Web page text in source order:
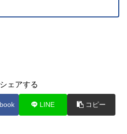
シェアする
LINE コピー